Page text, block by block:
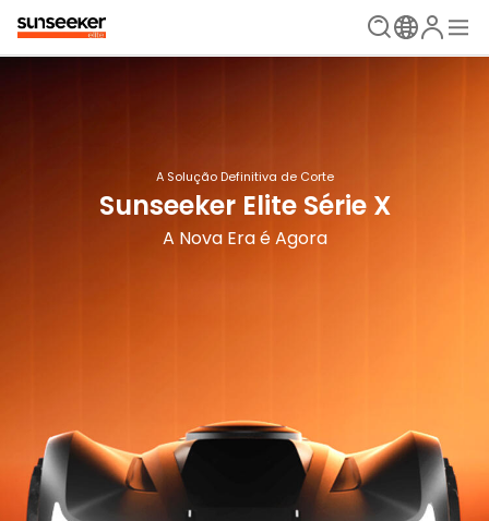
Pousar e pronto
A Solução Definitiva de Corte
Sunseeker Elite Série X
A Nova Era é Agora